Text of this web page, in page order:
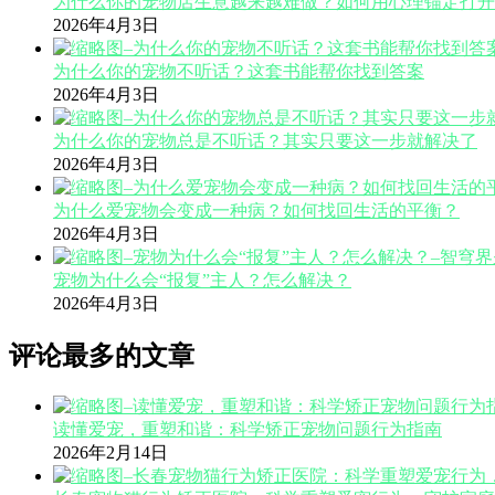
2026年4月3日
为什么你的宠物不听话？这套书能帮你找到答案
2026年4月3日
为什么你的宠物总是不听话？其实只要这一步就解决了
2026年4月3日
为什么爱宠物会变成一种病？如何找回生活的平衡？
2026年4月3日
宠物为什么会“报复”主人？怎么解决？
2026年4月3日
评论最多的文章
读懂爱宠，重塑和谐：科学矫正宠物问题行为指南
2026年2月14日